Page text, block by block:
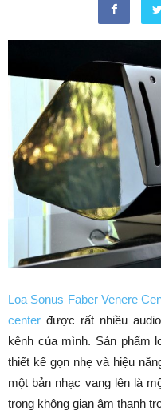
Loa Sonus Faber Venere
center được rất nhiều
kênh của mình. Sản phẩm
thiết kế gọn nhẹ và hiệu
một bản nhạc vang lên là
trong không gian âm thanh